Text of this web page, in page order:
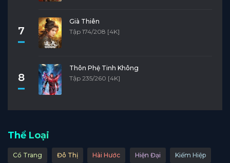
7
Già Thiên
Tập 174/208 [4K]
8
Thôn Phệ Tinh Không
Tập 235/260 [4K]
Thể Loại
Cổ Trang Đô Thị Hài Hước Hiện Đại Kiếm Hiệp